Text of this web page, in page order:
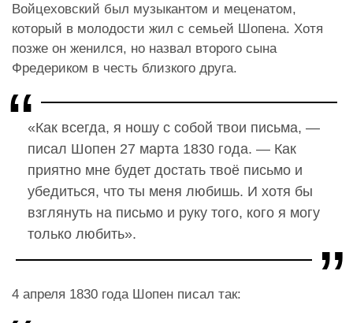
Войцеховский был музыкантом и меценатом,
который в молодости жил с семьей Шопена. Хотя
позже он женился, но назвал второго сына
Фредериком в честь близкого друга.
«Как всегда, я ношу с собой твои письма, —
писал Шопен 27 марта 1830 года. — Как
приятно мне будет достать твоё письмо и
убедиться, что ты меня любишь. И хотя бы
взглянуть на письмо и руку того, кого я могу
только любить».
4 апреля 1830 года Шопен писал так: